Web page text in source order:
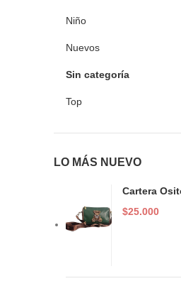
Niño
Nuevos
Sin categoría
Top
LO MÁS NUEVO
Cartera
$25.000